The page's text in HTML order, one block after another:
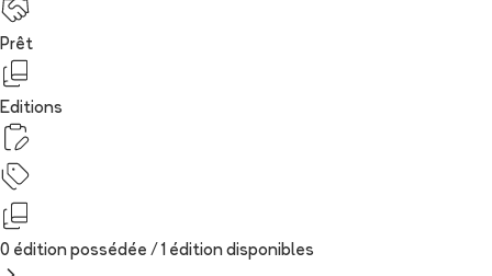
Prêt
Editions
0 édition possédée / 1 édition disponibles